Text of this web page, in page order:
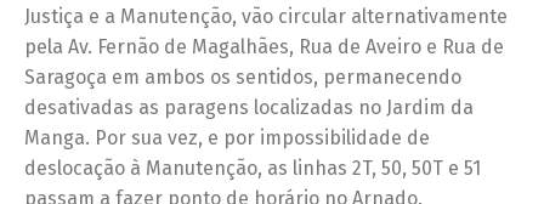
Justiça e a Manutenção, vão circular alternativamente
pela Av. Fernão de Magalhães, Rua de Aveiro e Rua de
Saragoça em ambos os sentidos, permanecendo
desativadas as paragens localizadas no Jardim da
Manga. Por sua vez, e por impossibilidade de
deslocação à Manutenção, as linhas 2T, 50, 50T e 51
passam a fazer ponto de horário no Arnado.